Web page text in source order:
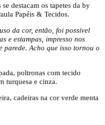
destacam os tapetes da by
Papéis & Tecidos.
da cor, então, foi possível
e estampas, impresso nos
parede. Acho que isso tornou o